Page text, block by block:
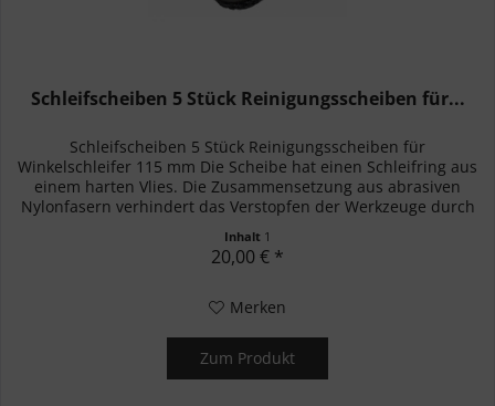
Schleifscheiben 5 Stück Reinigungsscheiben für...
Schleifscheiben 5 Stück Reinigungsscheiben für
Winkelschleifer 115 mm Die Scheibe hat einen Schleifring aus
einem harten Vlies. Die Zusammensetzung aus abrasiven
Nylonfasern verhindert das Verstopfen der Werkzeuge durch
Inhalt 1
20,00 € *
Merken
Zum Produkt